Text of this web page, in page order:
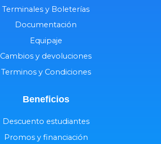
Terminales y Boleterías
Documentación
Equipaje
Cambios y devoluciones
Terminos y Condiciones
Beneficios
Descuento estudiantes
Promos y financiación